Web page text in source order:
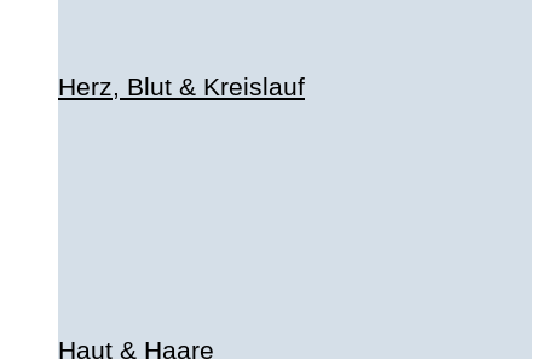
Herz, Blut & Kreislauf
Haut & Haare